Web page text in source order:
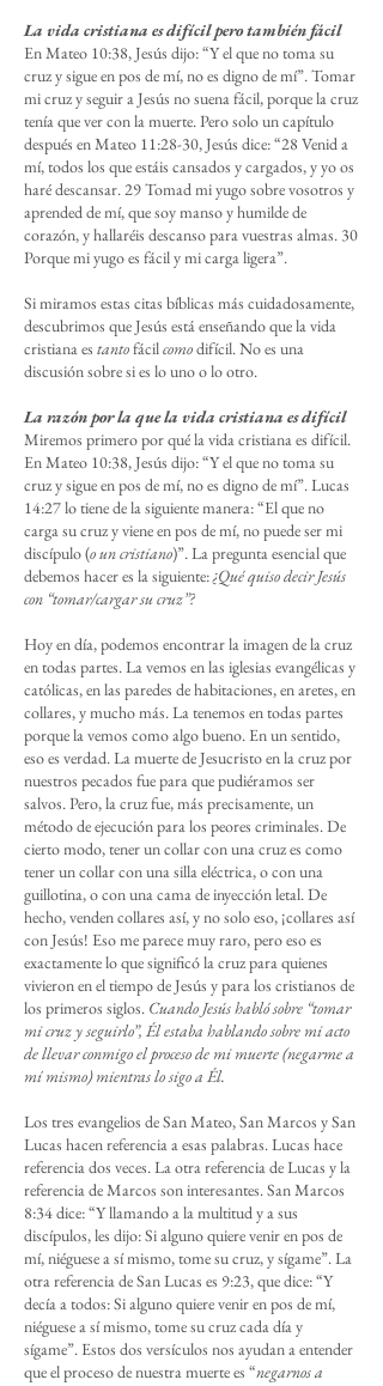
La vida cristiana es difícil pero también fácil
En Mateo 10:38, Jesús dijo: “Y el que no toma su
cruz y sigue en pos de mí, no es digno de mí”. Tomar
mi cruz y seguir a Jesús no suena fácil, porque la cruz
tenía que ver con la muerte. Pero solo un capítulo
después en Mateo 11:28-30, Jesús dice: “28 Venid a
mí, todos los que estáis cansados y cargados, y yo os
haré descansar. 29 Tomad mi yugo sobre vosotros y
aprended de mí, que soy manso y humilde de
corazón, y hallaréis descanso para vuestras almas. 30
Porque mi yugo es fácil y mi carga ligera”.
Si miramos estas citas bíblicas más cuidadosamente,
descubrimos que Jesús está enseñando que la vida
cristiana es tantofácilcomodifícil. No es una
discusión sobre si es lo uno o lo otro.
La razón por la que la vida cristiana es difícil
Miremos primero por qué la vida cristiana es difícil.
En Mateo 10:38, Jesús dijo: “Y el que no toma su
cruz y sigue en pos de mí, no es digno de mí”. Lucas
14:27 lo tiene de la siguiente manera: “El que no
carga su cruz y viene en pos de mí, no puede ser mi
discípulo (o un cristiano)”. La pregunta esencial que
debemos hacer es la siguiente:¿Qué quiso decir Jesús
con “tomar/cargar su cruz”?
Hoy en día, podemos encontrar la imagen de la cruz
en todas partes. La vemos en las iglesias evangélicas y
católicas, en las paredes de habitaciones, en aretes, en
collares, y mucho más. La tenemos en todas partes
porque la vemos como algo bueno. En un sentido,
eso es verdad. La muerte de Jesucristo en la cruz por
nuestros pecados fue para que pudiéramos ser
salvos. Pero, la cruz fue, más precisamente, un
método de ejecución para los peores criminales. De
cierto modo, tener un collar con una cruz es como
tener un collar con una silla eléctrica, o con una
guillotina, o con una cama de inyección letal. De
hecho, venden collares así, y no solo eso, ¡collares así
con Jesús! Eso me parece muy raro, pero eso es
exactamente lo que significó la cruz para quienes
vivieron en el tiempo de Jesús y para los cristianos de
los primeros siglos. Cuando Jesús habló sobre “tomar
mi cruz y seguirlo”, Él estaba hablando sobre mi acto
de llevar conmigo el proceso de mi muerte (negarme a
mí mismo) mientras lo sigo a Él.
Los tres evangelios de San Mateo, San Marcos y San
Lucas hacen referencia a esas palabras. Lucas hace
referencia dos veces. La otra referencia de Lucas y la
referencia de Marcos son interesantes. San Marcos
8:34 dice: “Y llamando a la multitud y a sus
discípulos, les dijo: Si alguno quiere venir en pos de
mí, niéguese a sí mismo, tome su cruz, y sígame”. La
otra referencia de San Lucas es 9:23, que dice: “Y
decía a todos: Si alguno quiere venir en pos de mí,
niéguese a sí mismo, tome su cruz cada día y
sígame”. Estos dos versículos nos ayudan a entender
que el proceso de nuestra muerte es “negarnos a